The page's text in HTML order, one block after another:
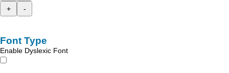
+
-
Font Type
Enable Dyslexic Font